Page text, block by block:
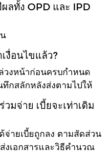
ลทั้ง OPD และ IPD
เงื่อนไขแล้ว?
วงหน้าก่อนครบกำหนด
กสลักหลังส่งตามไปให้
วมจ่าย เบี้ยจะเท่าเดิม
จ่ายเบี้ยถูกลง ตามสัดส่วน
งเอกสารและวิธีคำนวณ